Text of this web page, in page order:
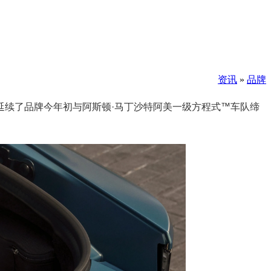
资讯 » 品牌
了品牌今年初与阿斯顿·马丁沙特阿美一级方程式™车队缔